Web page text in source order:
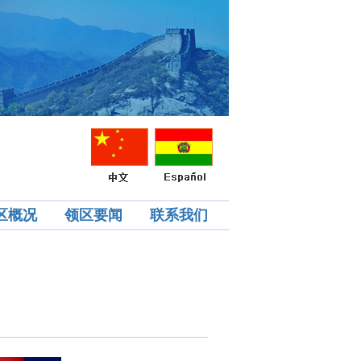
概况 领区要闻 联系我们